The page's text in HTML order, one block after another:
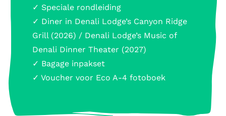
✓ Speciale rondleiding
✓ Diner in Denali Lodge’s Canyon Ridge
Grill (2026) / Denali Lodge’s Music of
Denali Dinner Theater (2027)
✓ Bagage inpakset
✓ Voucher voor Eco A-4 fotoboek